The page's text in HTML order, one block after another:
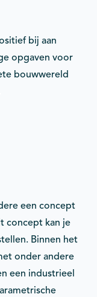
bij aan
opgaven voor
bouwwereld
een concept
concept kan je
Binnen het
onder andere
een industrieel